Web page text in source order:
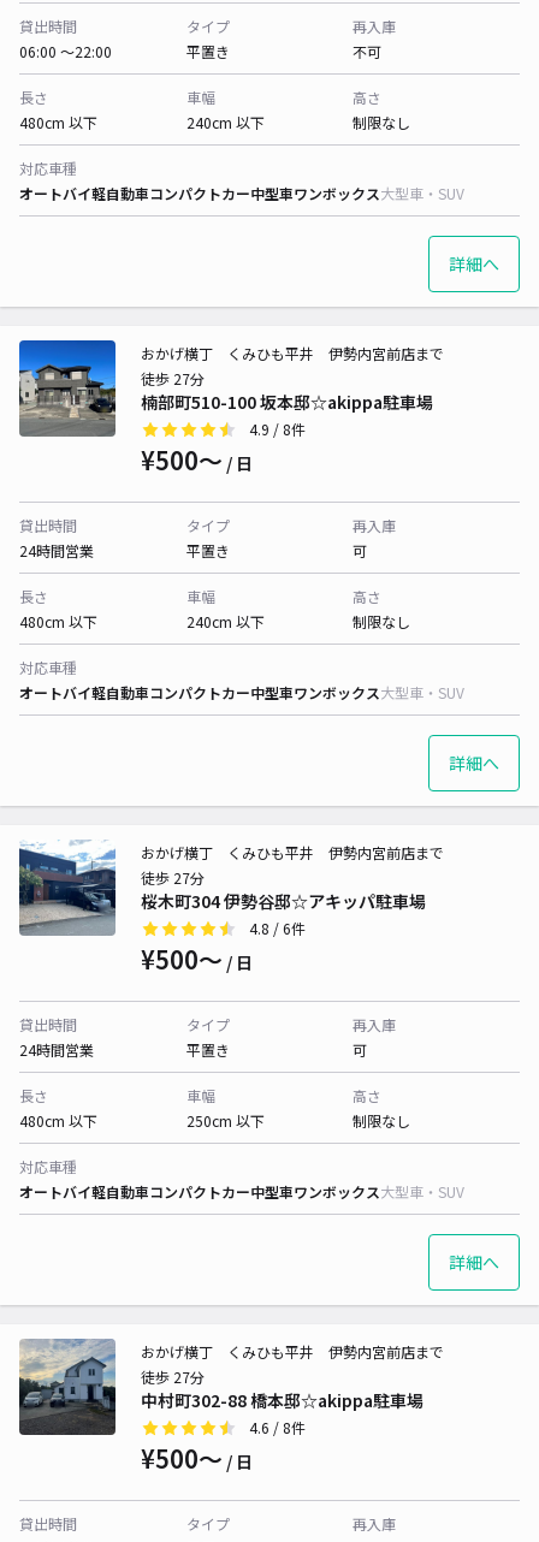
貸出時間
06:00 〜22:00
タイプ
平置き
再入庫
不可
長さ
480cm 以下
車幅
240cm 以下
高さ
制限なし
対応車種
オートバイ軽自動車コンパクトカー中型車ワンボックス大型車・SUV
詳細へ
楠部町510-100 坂本邸☆akippa駐車場
おかげ横丁 くみひも平井 伊勢内宮前店まで
徒歩 27分
4.9 / 8件
¥500〜 / 日
貸出時間
24時間営業
タイプ
平置き
再入庫
可
長さ
480cm 以下
車幅
240cm 以下
高さ
制限なし
対応車種
オートバイ軽自動車コンパクトカー中型車ワンボックス大型車・SUV
詳細へ
桜木町304 伊勢谷邸☆アキッパ駐車場
おかげ横丁 くみひも平井 伊勢内宮前店まで
徒歩 27分
4.8 / 6件
¥500〜 / 日
貸出時間
24時間営業
タイプ
平置き
再入庫
可
長さ
480cm 以下
車幅
250cm 以下
高さ
制限なし
対応車種
オートバイ軽自動車コンパクトカー中型車ワンボックス大型車・SUV
詳細へ
中村町302-88 橋本邸☆akippa駐車場
おかげ横丁 くみひも平井 伊勢内宮前店まで
徒歩 27分
4.6 / 8件
¥500〜 / 日
貸出時間
タイプ
再入庫